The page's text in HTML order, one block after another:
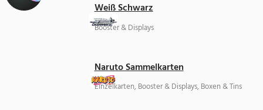
Weiß Schwarz
Booster & Displays
Naruto Sammelkarten
Einzelkarten, Booster & Displays, Boxen & Tins